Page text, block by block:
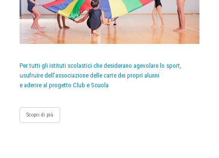
Per tutti gli istituti scolastici che desiderano agevolare lo sport,
usufruire dell’associazione delle carte dei propri alunni
e aderire al progetto Club e Scuola
Scopri di più